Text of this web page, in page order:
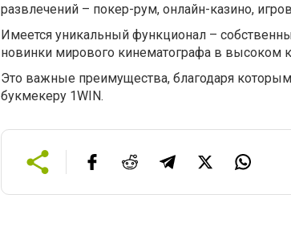
развлечений – покер-рум, онлайн-казино,
Имеется уникальный функционал –
новинки мирового кинематографа в высоком
Это важные преимущества, благодаря
букмекеру 1WIN.